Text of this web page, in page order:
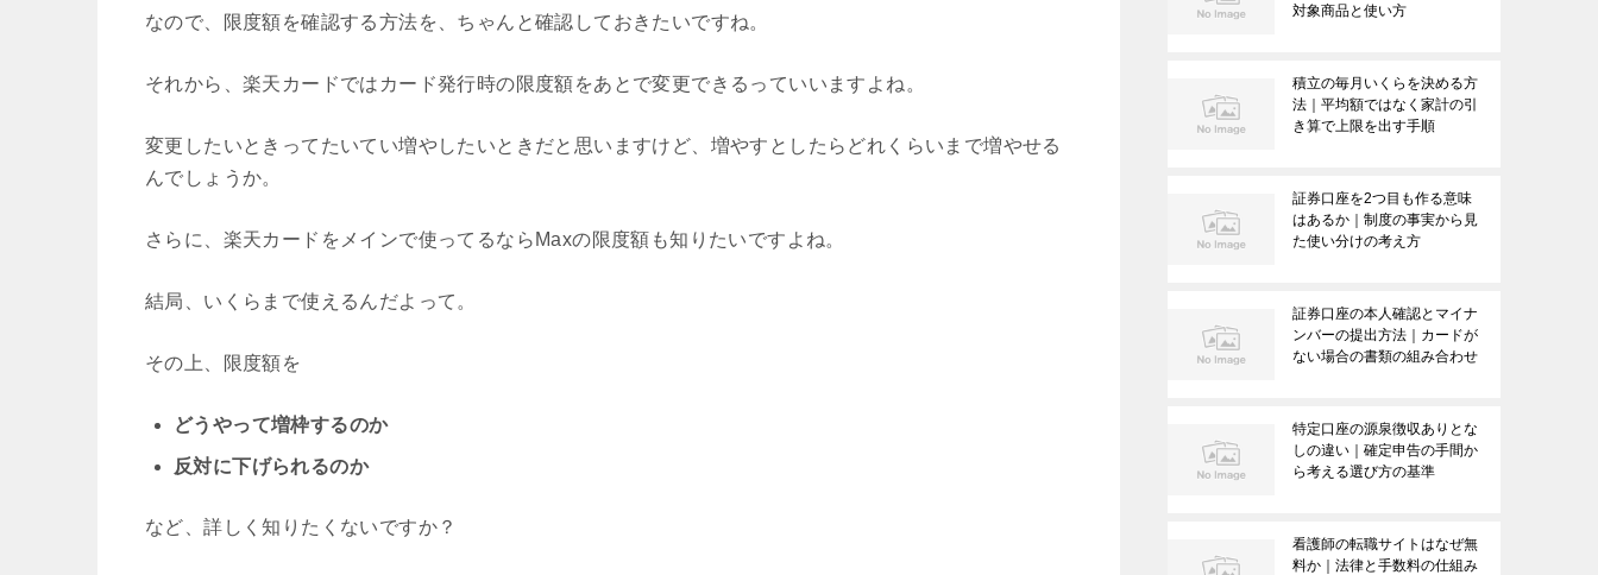
なので、限度額を確認する方法を、ちゃんと確認しておきたいですね。
それから、楽天カードではカード発行時の限度額をあとで変更できるっていいますよね。
変更したいときってたいてい増やしたいときだと思いますけど、増やすとしたらどれくらいまで増やせる
んでしょうか。
さらに、楽天カードをメインで使ってるならMaxの限度額も知りたいですよね。
結局、いくらまで使えるんだよって。
その上、限度額を
どうやって増枠するのか
反対に下げられるのか
など、詳しく知りたくないですか？
対象商品と使い方
積立の毎月いくらを決める方
法｜平均額ではなく家計の引
き算で上限を出す手順
証券口座を2つ目も作る意味
はあるか｜制度の事実から見
た使い分けの考え方
証券口座の本人確認とマイナ
ンバーの提出方法｜カードが
ない場合の書類の組み合わせ
特定口座の源泉徴収ありとな
しの違い｜確定申告の手間か
ら考える選び方の基準
看護師の転職サイトはなぜ無
料か｜法律と手数料の仕組み